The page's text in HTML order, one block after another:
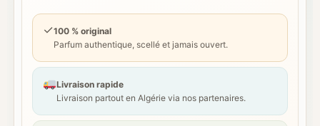
✓100 % original
Parfum authentique, scellé et jamais ouvert.
Livraison rapide
Livraison partout en Algérie via nos partenaires.